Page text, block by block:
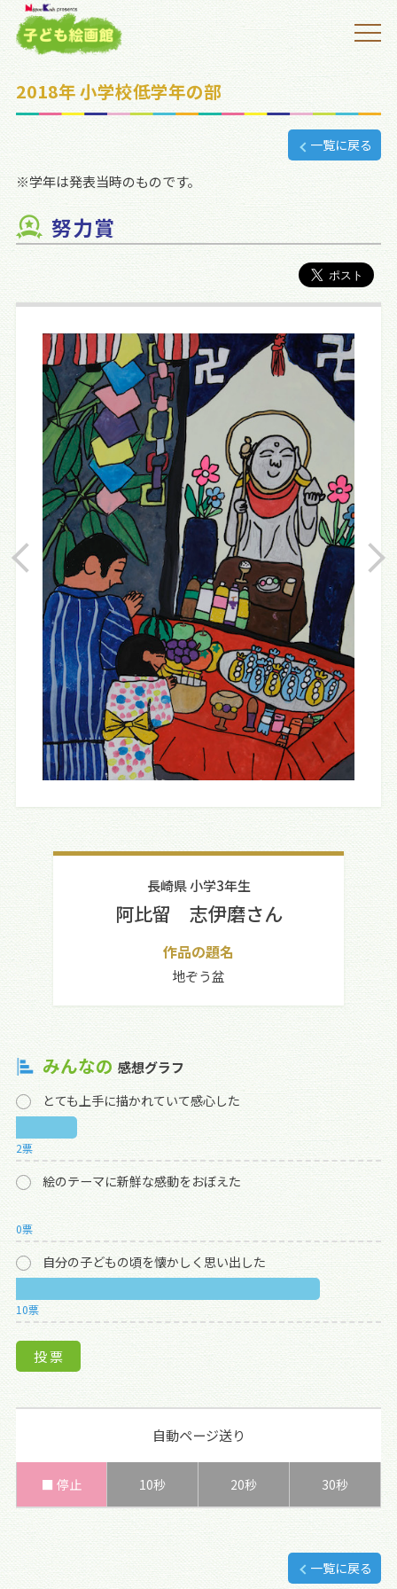
2018年 小学校低学年の部
一覧に戻る
※学年は発表当時のものです。
努力賞
長崎県 小学3年生
阿比留 志伊磨さん
作品の題名
地ぞう盆
みんなの 感想グラフ
とても上手に描かれていて感心した
2票
絵のテーマに新鮮な感動をおぼえた
0票
自分の子どもの頃を懐かしく思い出した
10票
自動ページ送り
■ 停止 10秒 20秒 30秒
一覧に戻る